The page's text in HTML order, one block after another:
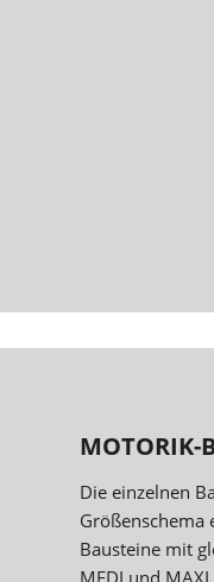
MOTORIK-
Die einzelnen
Bausteine mit